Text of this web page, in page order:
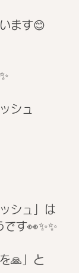
ます😊
シュ
シュ」は
す👀✨✨
🙏」と